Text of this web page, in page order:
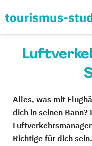
Alles, was mit
dich in seinen Bann?
Richtige für dich